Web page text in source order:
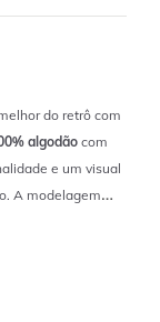
do retrô com
algodão com
e um visual
A modelagem
para quem